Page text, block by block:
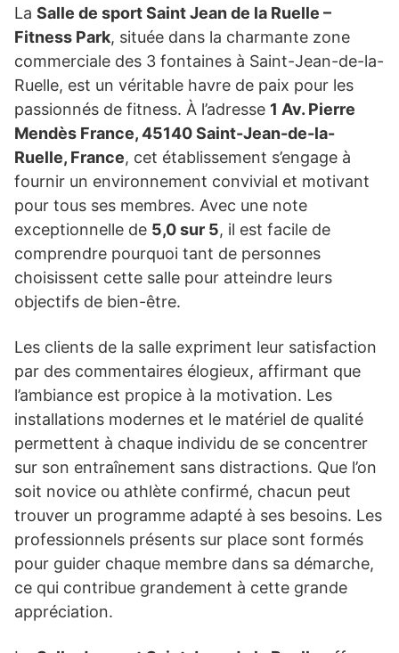
La Salle de sport Saint Jean de la Ruelle –
Fitness Park, située dans la charmante zone
commerciale des 3 fontaines à Saint-Jean-de-la-
Ruelle, est un véritable havre de paix pour les
passionnés de fitness. À l’adresse 1 Av. Pierre
Mendès France, 45140 Saint-Jean-de-la-
Ruelle, France, cet établissement s’engage à
fournir un environnement convivial et motivant
pour tous ses membres. Avec une note
exceptionnelle de 5,0 sur 5, il est facile de
comprendre pourquoi tant de personnes
choisissent cette salle pour atteindre leurs
objectifs de bien-être.
Les clients de la salle expriment leur satisfaction
par des commentaires élogieux, affirmant que
l’ambiance est propice à la motivation. Les
installations modernes et le matériel de qualité
permettent à chaque individu de se concentrer
sur son entraînement sans distractions. Que l’on
soit novice ou athlète confirmé, chacun peut
trouver un programme adapté à ses besoins. Les
professionnels présents sur place sont formés
pour guider chaque membre dans sa démarche,
ce qui contribue grandement à cette grande
appréciation.